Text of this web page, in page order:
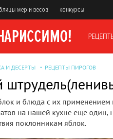
мер и весов конкурсы
И ДЕСЕРТЫ РЕЦЕПТЫ ПИРОГОВ
и блюда с их применением
на нашей кухне еще один,
поклонникам яблок.